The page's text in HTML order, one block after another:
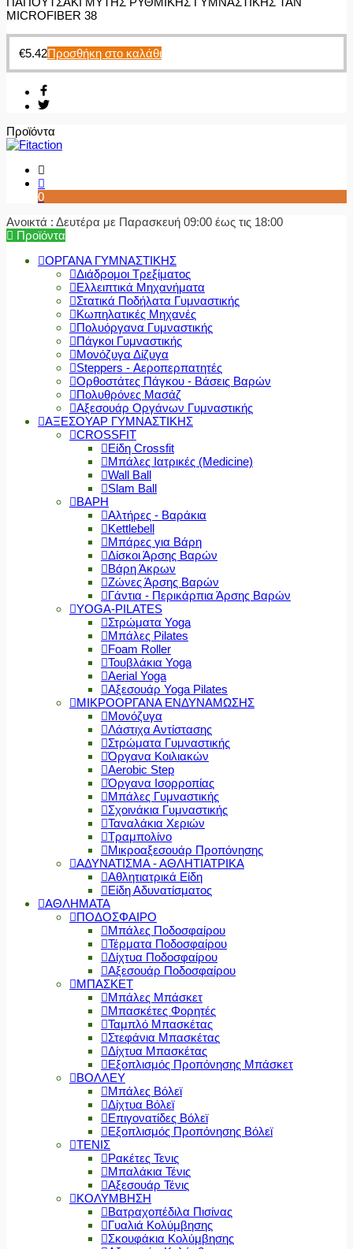
MICROFIBER 38
€5.42Προσθήκη στο καλάθι
Προϊόντα
0
Ανοικτά : Δευτέρα με Παρασκευή 09:00 έως τις 18:00
Προϊόντα
ΟΡΓΑΝΑ ΓΥΜΝΑΣΤΙΚΗΣ
Διάδρομοι Τρεξίματος
Ελλειπτικά Μηχανήματα
Στατικά Ποδήλατα Γυμναστικής
Κωπηλατικές Μηχανές
Πολυόργανα Γυμναστικής
Πάγκοι Γυμναστικής
Μονόζυγα Δίζυγα
Steppers - Αεροπερπατητές
Ορθοστάτες Πάγκου - Βάσεις Βαρών
Πολυθρόνες Μασάζ
Αξεσουάρ Οργάνων Γυμναστικής
ΑΞΕΣΟΥΑΡ ΓΥΜΝΑΣΤΙΚΗΣ
CROSSFIT
Είδη Crossfit
Μπάλες Ιατρικές (Medicine)
Wall Ball
Slam Ball
ΒΑΡΗ
Αλτήρες - Βαράκια
Kettlebell
Μπάρες για Βάρη
Δίσκοι Άρσης Βαρών
Βάρη Άκρων
Ζώνες Άρσης Βαρών
Γάντια - Περικάρπια Άρσης Βαρών
YOGA-PILATES
Στρώματα Yoga
Μπάλες Pilates
Foam Roller
Τουβλάκια Yoga
Aerial Yoga
Αξεσουάρ Yoga Pilates
ΜΙΚΡΟΟΡΓΑΝΑ ΕΝΔΥΝΑΜΩΣΗΣ
Μονόζυγα
Λάστιχα Αντίστασης
Στρώματα Γυμναστικής
Όργανα Κοιλιακών
Aerobic Step
Όργανα Ισορροπίας
Μπάλες Γυμναστικής
Σχοινάκια Γυμναστικής
Ταναλάκια Χεριών
Τραμπολίνο
Μικροαξεσουάρ Προπόνησης
ΑΔΥΝΑΤΙΣΜΑ - ΑΘΛΗΤΙΑΤΡΙΚΑ
Αθλητιατρικά Είδη
Είδη Αδυνατίσματος
ΑΘΛΗΜΑΤΑ
ΠΟΔΟΣΦΑΙΡΟ
Μπάλες Ποδοσφαίρου
Τέρματα Ποδοσφαίρου
Δίχτυα Ποδοσφαίρου
Αξεσουάρ Ποδοσφαίρου
ΜΠΑΣΚΕΤ
Μπάλες Μπάσκετ
Μπασκέτες Φορητές
Ταμπλό Μπασκέτας
Στεφάνια Μπασκέτας
Δίχτυα Μπασκέτας
Εξοπλισμός Προπόνησης Μπάσκετ
ΒΟΛΛΕΥ
Μπάλες Βόλεϊ
Δίχτυα Βόλεϊ
Επιγονατίδες Βόλεϊ
Εξοπλισμός Προπόνησης Βόλεϊ
ΤΕΝΙΣ
Ρακέτες Τενις
Μπαλάκια Τένις
Αξεσουάρ Τένις
ΚΟΛΥΜΒΗΣΗ
Βατραχοπέδιλα Πισίνας
Γυαλιά Κολύμβησης
Σκουφάκια Κολύμβησης